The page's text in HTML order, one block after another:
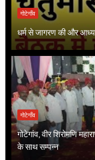
गोटेगाँव
धर्म से जागरण की और
गोटेगाँव
गोटेगांव, वीर शिरोमणि
के साथ सम्पन्न